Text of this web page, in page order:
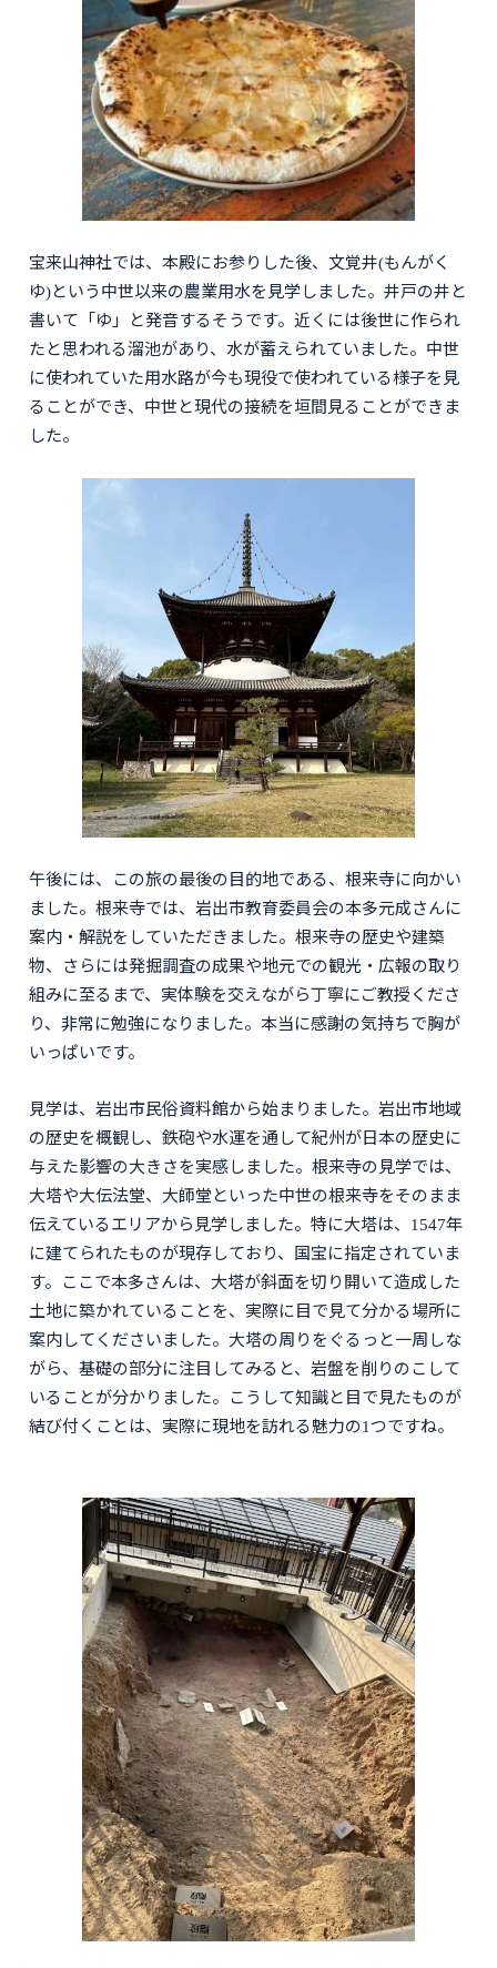
宝来山神社では、本殿にお参りした後、文覚井(もんがく
ゆ)という中世以来の農業用水を見学しました。井戸の井と
書いて「ゆ」と発音するそうです。近くには後世に作られ
たと思われる溜池があり、水が蓄えられていました。中世
に使われていた用水路が今も現役で使われている様子を見
ることができ、中世と現代の接続を垣間見ることができま
した。
午後には、この旅の最後の目的地である、根来寺に向かい
ました。根来寺では、岩出市教育委員会の本多元成さんに
案内・解説をしていただきました。根来寺の歴史や建築
物、さらには発掘調査の成果や地元での観光・広報の取り
組みに至るまで、実体験を交えながら丁寧にご教授くださ
り、非常に勉強になりました。本当に感謝の気持ちで胸が
いっぱいです。
見学は、岩出市民俗資料館から始まりました。岩出市地域
の歴史を概観し、鉄砲や水運を通して紀州が日本の歴史に
与えた影響の大きさを実感しました。根来寺の見学では、
大塔や大伝法堂、大師堂といった中世の根来寺をそのまま
伝えているエリアから見学しました。特に大塔は、1547年
に建てられたものが現存しており、国宝に指定されていま
す。ここで本多さんは、大塔が斜面を切り開いて造成した
土地に築かれていることを、実際に目で見て分かる場所に
案内してくださいました。大塔の周りをぐるっと一周しな
がら、基礎の部分に注目してみると、岩盤を削りのこして
いることが分かりました。こうして知識と目で見たものが
結び付くことは、実際に現地を訪れる魅力の1つですね。